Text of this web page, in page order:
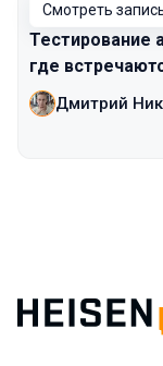
Смотреть
Тестирование
где
Дмитрий